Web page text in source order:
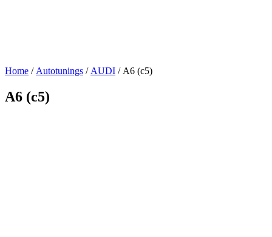
Home / Autotunings / AUDI / A6 (c5)
A6 (c5)